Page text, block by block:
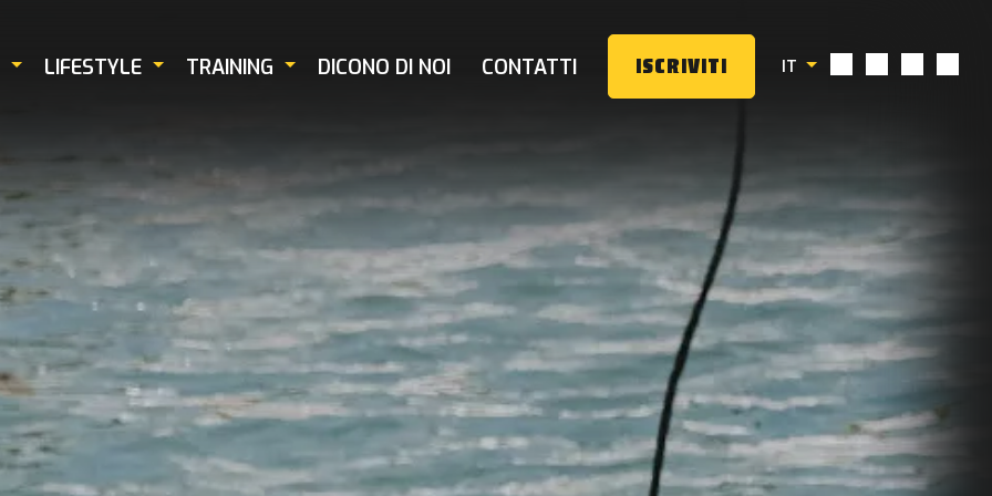
LIFESTYLE TRAINING DICONO DI NOI CONTATTI ISCRIVITI IT